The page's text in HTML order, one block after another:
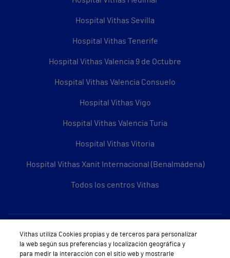
Hospital Vithas Sevilla
Hospital Vithas Tenerife
Hospital Vithas Valencia 9 de Octubre
Hospital Vithas Valencia Consuelo
Hospital Vithas Vigo
Hospital Vithas Valencia Turia
Hospital Vithas Vitoria
Hospital Vithas Xanit Internacional (Benalmádena)
Todos los centros Vithas
Sobre Vithas
Quiénes somos
Vithas utiliza Cookies propias y de terceros para personalizar
la web según sus preferencias y localización geográfica y
para medir la interacción con el sitio web y mostrarle